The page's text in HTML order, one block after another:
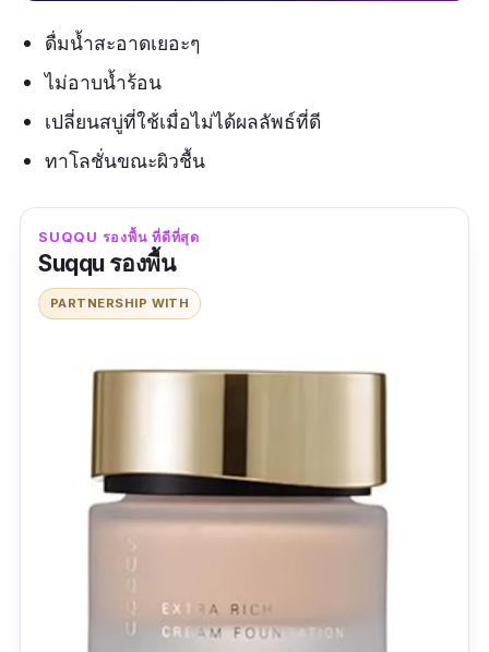
ดื่มน้ำสะอาดเยอะๆ
ไม่อาบน้ำร้อน
เปลี่ยนสบู่ที่ใช้เมื่อไม่ได้ผลลัพธ์ที่ดี
ทาโลชั่นขณะผิวชื้น
SUQQU รองพื้น ที่ดีที่สุด
Suqqu รองพื้น
PARTNERSHIP WITH